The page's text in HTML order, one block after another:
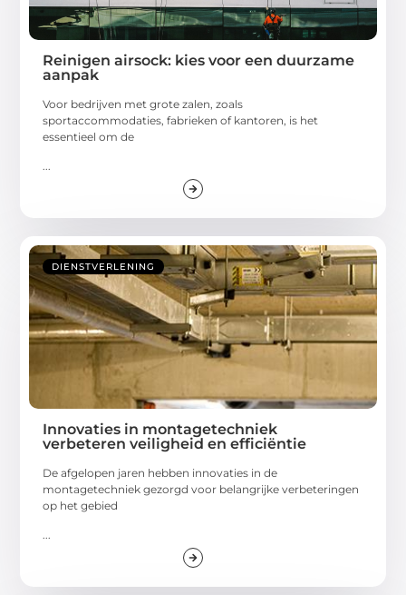
Reinigen airsock: kies voor een duurzame
aanpak
Voor bedrijven met grote zalen, zoals
sportaccommodaties, fabrieken of kantoren, is het
essentieel om de
DIENSTVERLENING
Innovaties in montagetechniek
verbeteren veiligheid en efficiëntie
De afgelopen jaren hebben innovaties in de
montagetechniek gezorgd voor belangrijke verbeteringen
op het gebied
...